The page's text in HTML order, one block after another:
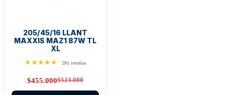
205/45/16 LLANT
MAXXIS MAZ1 87W TL
XL
★★★★★ 281 reseñas
$523.000
Original
price
$455.000Current
price